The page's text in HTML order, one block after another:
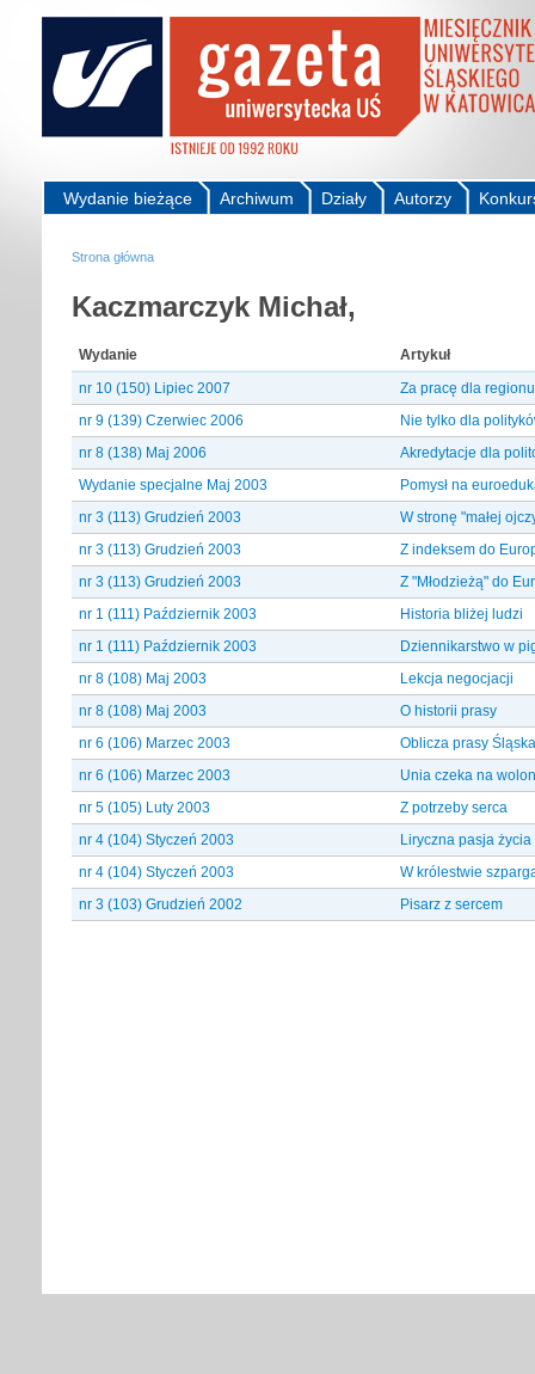
Autorzy
Działy
Archiwum
Wydanie bieżące
Strona główna
Kaczmarczyk Michał,
Wydanie
Artykuł
nr 10 (150) Lipiec 2007
Za pracę dla regionu
nr 9 (139) Czerwiec 2006
Nie tylko dla
nr 8 (138) Maj 2006
Akredytacje dla
Wydanie specjalne Maj 2003
Pomysł na
nr 3 (113) Grudzień 2003
W stronę "małej
nr 3 (113) Grudzień 2003
Z indeksem do
nr 3 (113) Grudzień 2003
Z "Młodzieżą" do
nr 1 (111) Październik 2003
Historia bliżej ludzi
nr 1 (111) Październik 2003
Dziennikarstwo w
nr 8 (108) Maj 2003
Lekcja negocjacji
nr 8 (108) Maj 2003
O historii prasy
nr 6 (106) Marzec 2003
Oblicza prasy
nr 6 (106) Marzec 2003
Unia czeka na
nr 5 (105) Luty 2003
Z potrzeby serca
nr 4 (104) Styczeń 2003
Liryczna pasja życia
nr 4 (104) Styczeń 2003
W królestwie
nr 3 (103) Grudzień 2002
Pisarz z sercem